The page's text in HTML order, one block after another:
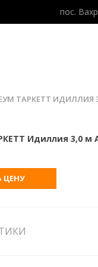
пос.
ТАРКЕТТ ИДИЛЛИЯ
Идиллия 3,0 м
ЦЕНУ